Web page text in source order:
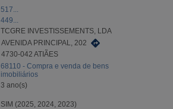
517...
449...
TCGRE INVESTISSEMENTS, LDA
AVENIDA PRINCIPAL, 202
4730-042 ATIÃES
68110 - Compra e venda de bens
imobiliários
3 ano(s)
SIM (2025, 2024, 2023)